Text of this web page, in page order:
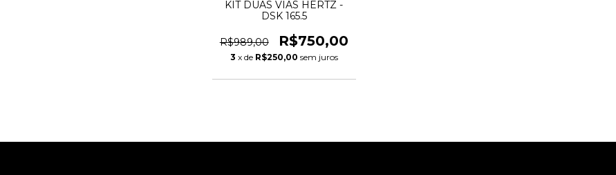
KIT DUAS VIAS HERTZ -
DSK 165.5
R$989,00 R$750,00
3 x de R$250,00 sem juros